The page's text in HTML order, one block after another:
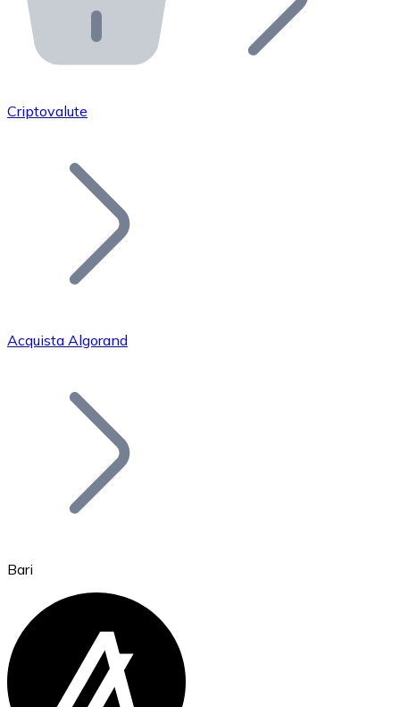
API Bitnovo
Integra la nostra API nel tuo ecosistema.
Unisciti alla nostra rete di rivenditori e
Aggiungi il token del tuo progetto al nostro servizio di
Bitcoin
Ethereum
ETH
Criptovalute
Acquista Algorand
Bari